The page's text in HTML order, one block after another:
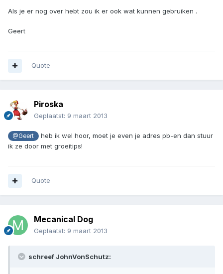
Als je er nog over hebt zou ik er ook wat kunnen gebruiken .
Geert
Quote
Piroska
Geplaatst: 9 maart 2013
@Geert
heb ik wel hoor, moet je even je adres pb-en dan stuur
ik ze door met groeitips!
Quote
Mecanical Dog
Geplaatst: 9 maart 2013
schreef JohnVonSchutz: